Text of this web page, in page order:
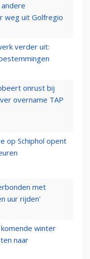
weg uit Golfregio
verder uit:
onrust bij
overname TAP
op Schiphol opent
met
uur rijden'
winter
naar